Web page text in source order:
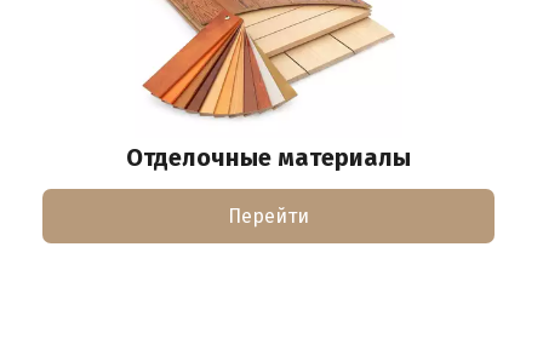
Отделочные материалы
Перейти